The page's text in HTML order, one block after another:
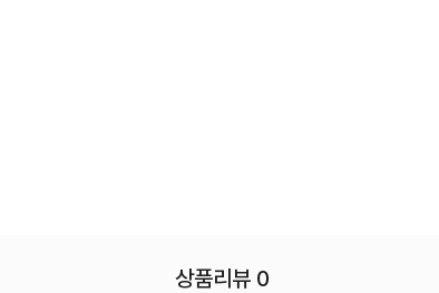
상품리뷰 0